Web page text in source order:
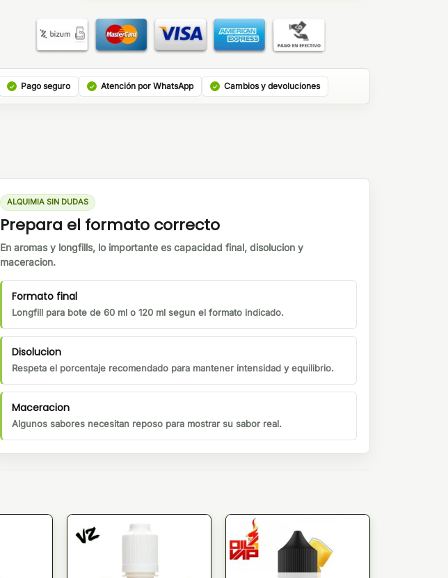
Pago seguro Atención por WhatsApp Cambios y devoluciones
ALQUIMIA SIN DUDAS
Prepara el formato correcto
En aromas y longfills, lo importante es capacidad final, disolucion y
maceracion.
Formato final
Longfill para bote de 60 ml o 120 ml segun el formato indicado.
Disolucion
Respeta el porcentaje recomendado para mantener intensidad y equilibrio.
Maceracion
Algunos sabores necesitan reposo para mostrar su sabor real.